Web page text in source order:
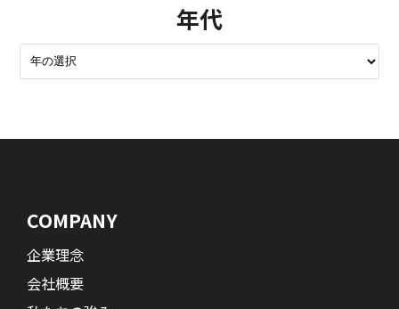
年代
COMPANY
企業理念
会社概要